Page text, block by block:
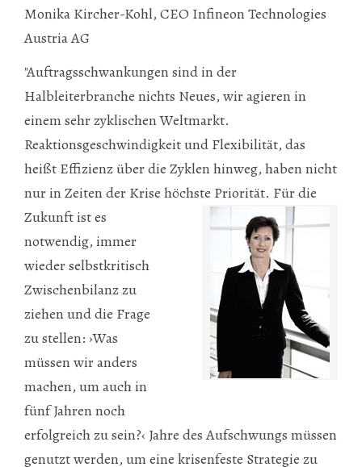
Monika Kircher-Kohl, CEO Infineon Technologies
Austria AG
"Auftragsschwankungen sind in der
Halbleiterbranche nichts Neues, wir agieren in
einem sehr zyklischen Weltmarkt.
Reaktionsgeschwindigkeit und Flexibilität, das
heißt Effizienz über die Zyklen hinweg, haben nicht
nur in Zeiten der Krise höchste Priorität. Für die
Zukunft ist es
notwendig, immer
wieder selbstkritisch
Zwischenbilanz zu
ziehen und die Frage
zu stellen: ›Was
müssen wir anders
machen, um auch in
fünf Jahren noch
erfolgreich zu sein?‹ Jahre des Aufschwungs müssen
genutzt werden, um eine krisenfeste Strategie zu